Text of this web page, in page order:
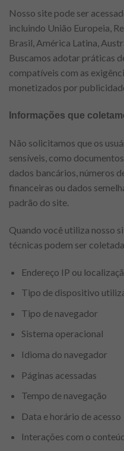
Nosso site pode ser
incluindo União Europeia,
Brasil, América Latina,
Buscamos adotar práticas
compatíveis com as
monetizados por
Informações que
Não solicitamos que os
sensíveis, como
dados bancários, números
financeiras ou dados
padrão do site.
Quando você utiliza nosso
técnicas podem ser
Endereço IP ou
Tipo de dispositivo
Tipo de navegador
Sistema operacional
Idioma do navegador
Páginas acessadas
Tempo de navegação
Data e horário de acesso
Interações com o